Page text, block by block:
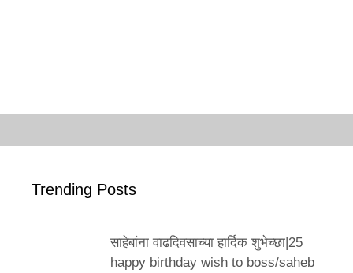
Trending Posts
साहेबांना वाढदिवसाच्या हार्दिक शुभेच्छा|25
happy birthday wish to boss/saheb